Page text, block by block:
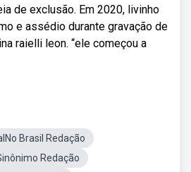
de exclusão. Em 2020, livinho
e assédio durante gravação de
raielli leon. “ele começou a
Brasil Redação
Redação